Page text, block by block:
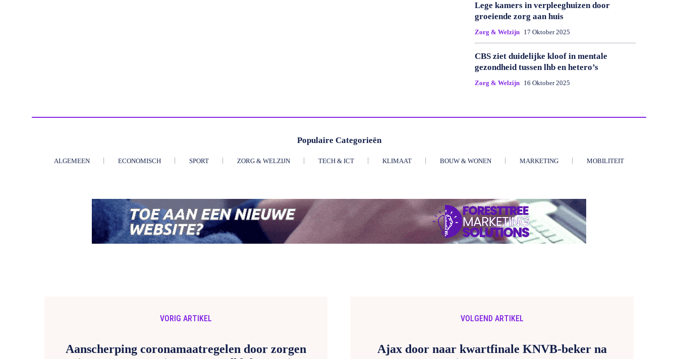
Lege kamers in verpleeghuizen door
groeiende zorg aan huis
Zorg & Welzijn 17 Oktober 2025
CBS ziet duidelijke kloof in mentale
gezondheid tussen lhb en hetero’s
Zorg & Welzijn 16 Oktober 2025
Populaire Categorieën
ALGEMEEN ECONOMISCH SPORT ZORG & WELZIJN TECH & ICT KLIMAAT BOUW & WONEN MARKETING MOBILITEIT
VORIG ARTIKEL
Aanscherping coronamaatregelen door zorgen
VOLGEND ARTIKEL
Ajax door naar kwartfinale KNVB-beker na